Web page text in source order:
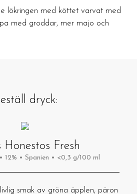
lökringen med köttet varvat med
med groddar, mer majo och
dryck:
Honestos Fresh
• Spanien • <0,3 g/100 ml
smak av gröna äpplen, päron